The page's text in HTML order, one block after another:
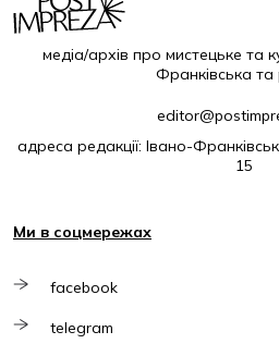
медіа/архів про мистецьке та
Франківська та
адреса редакції: Івано-
15
Ми в соцмережах
facebook
telegram